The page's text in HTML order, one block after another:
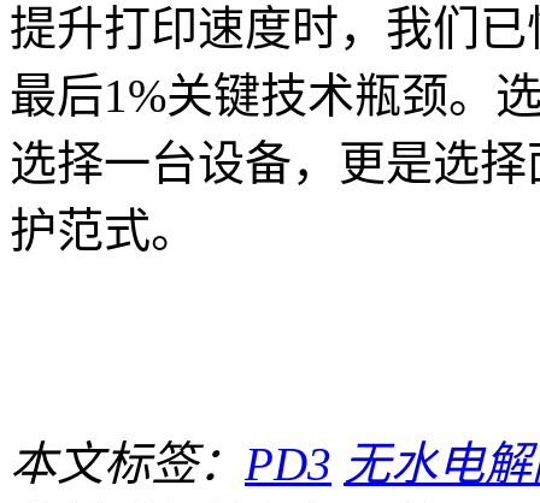
提升打印速度时，我们
最后1%关键技术瓶颈。
选择一台设备，更是选
护范式。
本文标签： PD3 无水电